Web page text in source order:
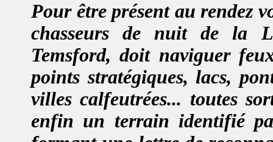
Pour être présent au rendez
chasseurs de nuit de la
Temsford, doit naviguer
points stratégiques, lacs,
villes calfeutrées... toutes
enfin un terrain identifié